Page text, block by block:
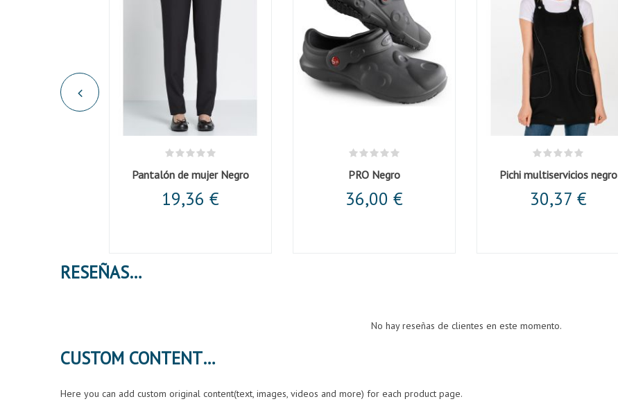
Pantalón de mujer Negro
19,36 €
PRO Negro
36,00 €
Pichi multiservicios negro
30,37 €
RESEÑAS
No hay reseñas de clientes en este momento.
CUSTOM CONTENT
Here you can add custom original content(text, images, videos and more) for each product page.